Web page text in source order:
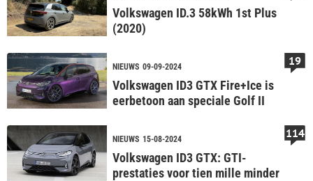
Volkswagen ID.3 58kWh 1st Plus
(2020)
NIEUWS 09-09-2024
Volkswagen ID3 GTX Fire+Ice is
eerbetoon aan speciale Golf II
19
NIEUWS 15-08-2024
Volkswagen ID3 GTX: GTI-
prestaties voor tien mille minder
114